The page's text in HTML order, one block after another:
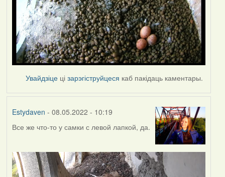
Увайдзіце цізарэгіструйцеся каб пакідаць каментары.
Estydaven - 08.05.2022 - 10:19
Все же что-то у самки с левой лапкой, да.